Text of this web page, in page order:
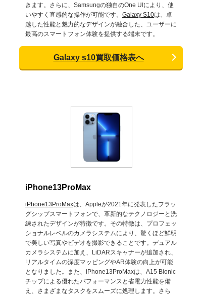
きます。さらに、Samsungの独自のOne UIにより、使
いやすく直感的な操作が可能です。 Galaxy S10は、卓
越した性能と魅力的なデザインが融合した、ユーザーに
最高のスマートフォン体験を提供する端末です。
Galaxy s10買取価格表へ
iPhone13ProMax
iPhone13ProMaxは、Appleが2021年に発表したフラッ
グシップスマートフォンで、革新的なテクノロジーと洗
練されたデザインが特徴です。その特徴は、プロフェッ
ショナルレベルのカメラシステムにより、驚くほど鮮明
で美しい写真やビデオを撮影できることです。デュアル
カメラシステムに加え、LiDARスキャナーが追加され、
リアルタイムの深度マッピングやAR体験の向上が可能
となりました。また、iPhone13ProMaxは、A15 Bionic
チップによる優れたパフォーマンスと省電力性能を備
え、さまざまなタスクをスムーズに処理します。さら